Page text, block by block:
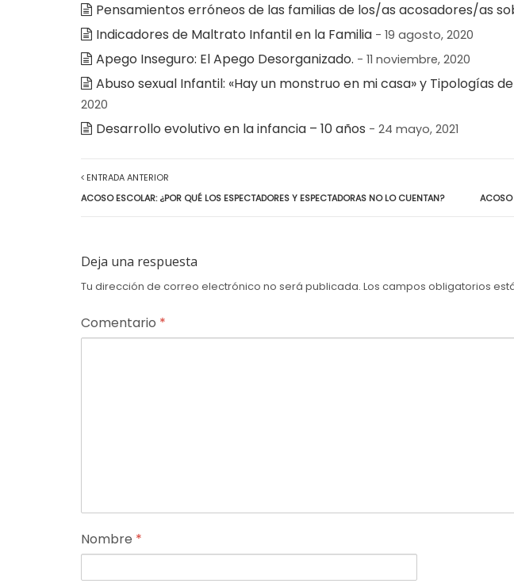
Pensamientos erróneos de las familias de los/as acosadores/as
Indicadores de Maltrato Infantil en la Familia - 19 agosto, 2020
Apego Inseguro: El Apego Desorganizado. - 11 noviembre, 2020
Abuso sexual Infantil: «Hay un monstruo en mi casa» y Tipologías
2020
Desarrollo evolutivo en la infancia – 10 años - 24 mayo, 2021
ENTRADA ANTERIOR
ACOSO ESCOLAR: ¿POR QUÉ LOS ESPECTADORES Y ESPECTADORAS NO LO CUENTAN?
ACOSO
Deja una respuesta
Tu dirección de correo electrónico no será publicada. Los campos obligatorios
Comentario *
Nombre *